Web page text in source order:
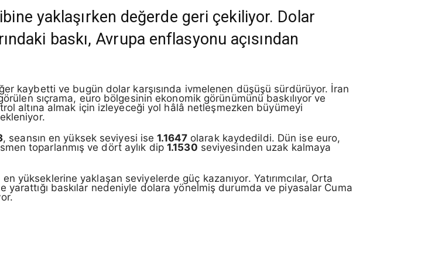
yaklaşırken değerde geri çekiliyor. Dolar
baskı, Avrupa enflasyonu açısından
kaybetti ve bugün dolar karşısında ivmelenen düşüşü sürdürüyor. İran
sıçrama, euro bölgesinin ekonomik görünümünü baskılıyor ve
altına almak için izleyeceği yol hâlâ netleşmezken büyümeyi
, seansın en yüksek seviyesi ise1.1647olarak kaydedildi. Dün ise euro,
toparlanmış ve dört aylık dip 1.1530 seviyesinden uzak kalmaya
yükseklerine yaklaşan seviyelerde güç kazanıyor. Yatırımcılar, Orta
yarattığı baskılar nedeniyle dolara yönelmiş durumda ve piyasalar Cuma